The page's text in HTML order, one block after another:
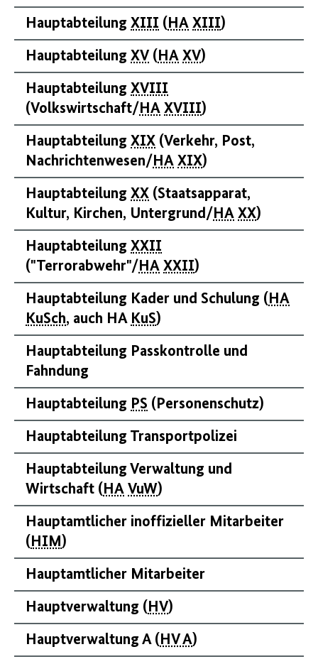
Hauptabteilung XIII ( HA XIII)
Hauptabteilung XV ( HA XV)
Hauptabteilung XVIII
(Volkswirtschaft/ HA XVIII)
Hauptabteilung XIX (Verkehr, Post,
Nachrichtenwesen/ HA XIX)
Hauptabteilung XX (Staatsapparat,
Kultur, Kirchen, Untergrund/ HA XX)
Hauptabteilung XXII
("Terrorabwehr"/ HA XXII)
Hauptabteilung Kader und Schulung ( HA
KuSch, auch HA KuS)
Hauptabteilung Passkontrolle und
Fahndung
Hauptabteilung PS (Personenschutz)
Hauptabteilung Transportpolizei
Hauptabteilung Verwaltung und
Wirtschaft ( HA VuW)
Hauptamtlicher inoffizieller Mitarbeiter
( HIM )
Hauptamtlicher Mitarbeiter
Hauptverwaltung ( HV)
Hauptverwaltung A ( HV A)